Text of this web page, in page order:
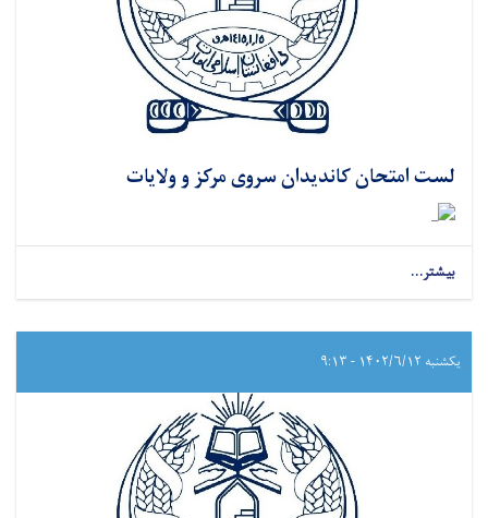
لست امتحان کاندیدان سروی مرکز و ولایات
بیشتر...
یکشنبه ۱۴۰۲/۶/۱۲ - ۹:۱۳